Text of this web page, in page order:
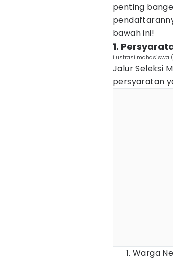
penting
bawah ini!
1.
ilustrasi mahasiswa
Jalur Seleksi
persyaratan
Warga